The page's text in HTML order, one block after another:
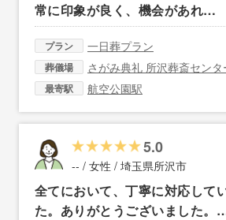
常に印象が良く、機会があれ…
プラン 一日葬プラン
葬儀場 さがみ典礼 所沢葬斎センタ
最寄駅 航空公園駅
5.0
-- / 女性 / 埼玉県所沢市
全てにおいて、丁寧に対応して
た。ありがとうございました。